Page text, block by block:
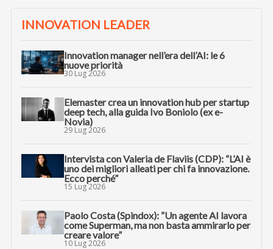
INNOVATION LEADER
Innovation manager nell’era dell’AI: le 6
nuove priorità
30 Lug 2026
Elemaster crea un innovation hub per startup
deep tech, alla guida Ivo Boniolo (ex e-
Novia)
29 Lug 2026
Intervista con Valeria de Flaviis (CDP): “L’AI è
uno dei migliori alleati per chi fa innovazione.
Ecco perché”
15 Lug 2026
Paolo Costa (Spindox): “Un agente AI lavora
come Superman, ma non basta ammirarlo per
creare valore”
10 Lug 2026